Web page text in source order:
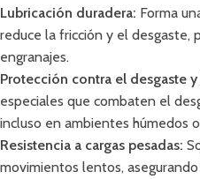
Lubricación duradera: Forma
reduce la fricción y el desgaste,
engranajes.
Protección contra el desgaste
especiales que combaten el
incluso en ambientes húmedos
Resistencia a cargas pesadas:
movimientos lentos,